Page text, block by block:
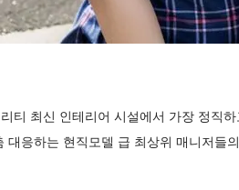
티 최신 인테리어 시설에서 가장 정직
대응하는 현직모델 급 최상위 매니저들